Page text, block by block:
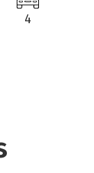
4